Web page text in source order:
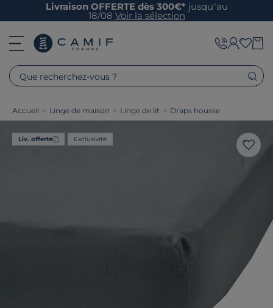
Livraison OFFERTE dès 300€* jusqu’au
18/08 Voir la sélection
Que recherchez-vous ?
Accueil > Linge de maison > Linge de lit > Draps housse
Liv. offerte Exclusivité